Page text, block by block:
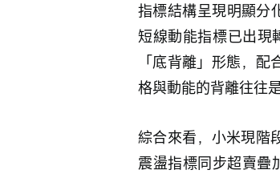
指標結構呈現明顯分
短線動能指標已出現
「底背離」形態，
格與動能的背離往往
綜合來看，小米現階
震盪指標同步超賣疊